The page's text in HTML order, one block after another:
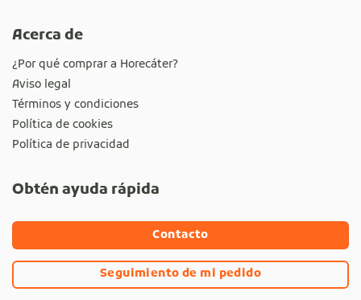
Acerca de
¿Por qué comprar a Horecáter?
Aviso legal
Términos y condiciones
Política de cookies
Política de privacidad
Obtén ayuda rápida
Contacto
Seguimiento de mi pedido